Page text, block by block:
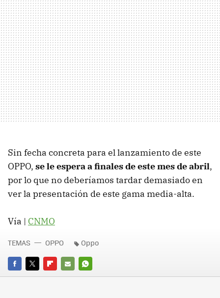
Sin fecha concreta para el lanzamiento de este
OPPO, se le espera a finales de este mes de abril,
por lo que no deberíamos tardar demasiado en
ver la presentación de este gama media-alta.
Vía | CNMO
FACEBOOK
TWITTERFLIPBOARD
E-
WHATSAPP
TEMAS OPPO Oppo